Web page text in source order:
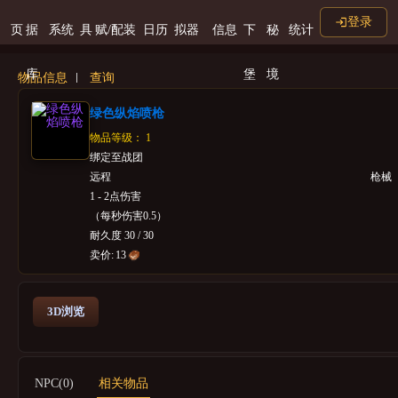
页 据
库
系统 具 赋/配装 日历 拟器 信息 下
堡
秘
境
统计
登录
物品信息 查询
绿色纵焰喷枪
物品等级： 1
绑定至战团
远程
枪械
1 - 2点伤害
（每秒伤害0.5）
耐久度 30 / 30
卖价: 13
3D浏览
NPC(0) 相关物品